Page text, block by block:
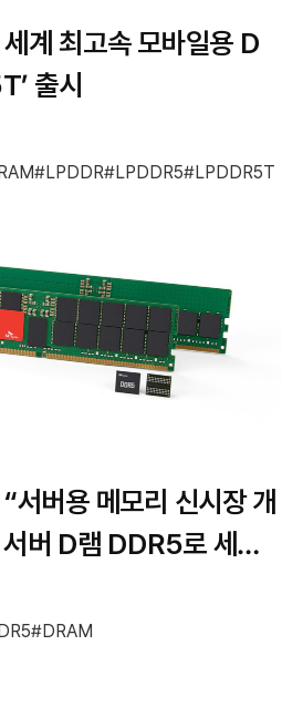
계 최고속 모바일용 D
출시
LPDDR LPDDR5 LPDDR5T
서버용 메모리 신시장 개
버 D램 DDR5로 세계
획득
DRAM